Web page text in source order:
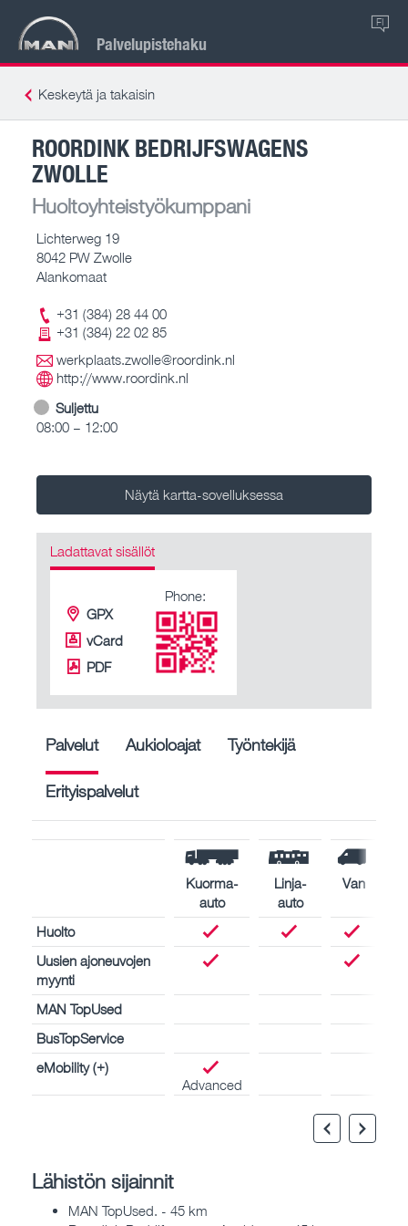
Palvelupistehaku
FI
Keskeytä ja takaisin
ROORDINK BEDRIJFSWAGENS
ZWOLLE
Huoltoyhteistyökumppani
Lichterweg 19
8042 PW Zwolle
Alankomaat
+31 (384) 28 44 00
+31 (384) 22 02 85
werkplaats.zwolle@roordink.nl
http://www.roordink.nl
Suljettu
08:00 – 12:00
Näytä kartta-sovelluksessa
Ladattavat sisällöt
GPX
vCard
PDF
Phone:
Palvelut Aukioloajat Työntekijä
Erityispalvelut
Kuorma-
auto
Linja-
auto
Van
Huolto
Uusien ajoneuvojen
myynti
MAN TopUsed
BusTopService
eMobility (+)
Advanced
Lähistön sijainnit
MAN TopUsed. - 45 km